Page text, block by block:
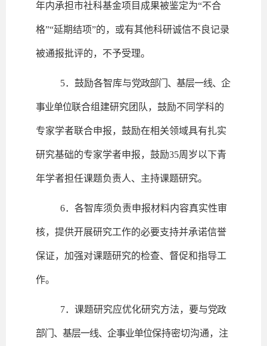
年内承担市社科基金项目成果被鉴定为“不合
格”“延期结项”的，或有其他科研诚信不良记录
被通报批评的，不予受理。
5．鼓励各智库与党政部门、基层一线、企
事业单位联合组建研究团队，鼓励不同学科的
专家学者联合申报，鼓励在相关领域具有扎实
研究基础的专家学者申报，鼓励35周岁以下青
年学者担任课题负责人、主持课题研究。
6．各智库须负责申报材料内容真实性审
核，提供开展研究工作的必要支持并承诺信誉
保证，加强对课题研究的检查、督促和指导工
作。
7．课题研究应优化研究方法，要与党政
部门、基层一线、企事业单位保持密切沟通，注